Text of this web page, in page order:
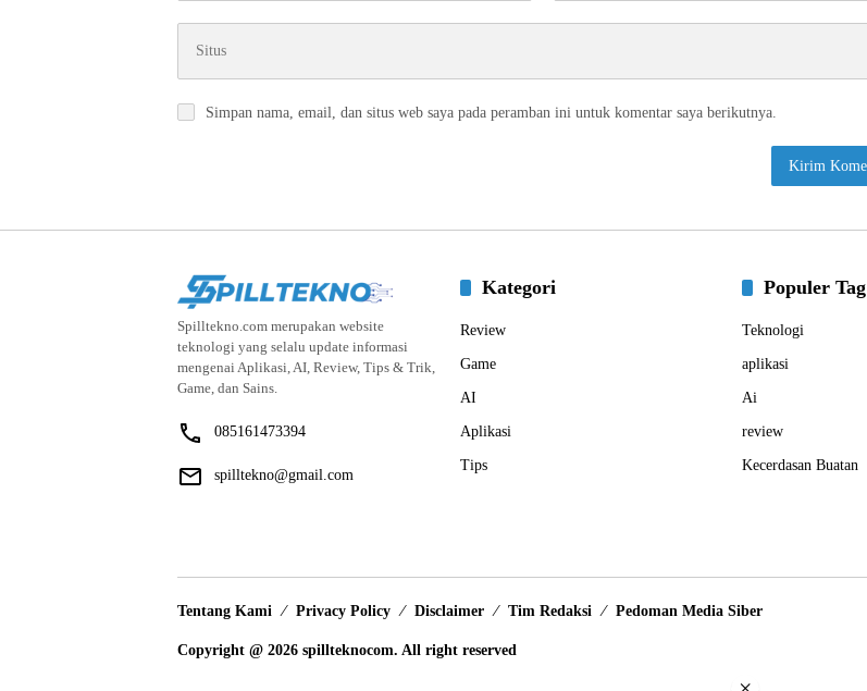
Simpan nama, email, dan situs web saya pada peramban ini untuk komentar saya berikutnya.
Spilltekno.com merupakan website
teknologi yang selalu update informasi
mengenai Aplikasi, AI, Review, Tips & Trik,
Game, dan Sains.
085161473394
spilltekno@gmail.com
Kategori
Review
Game
AI
Aplikasi
Tips
Populer Tag
Teknologi
aplikasi
Ai
review
Kecerdasan Buatan
Tentang Kami Privacy Policy Disclaimer Tim Redaksi Pedoman Media Siber
Copyright @ 2026 spillteknocom. All right reserved